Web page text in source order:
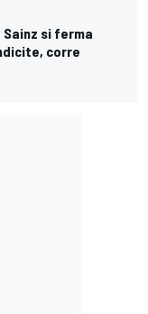
Sainz si ferma
corre